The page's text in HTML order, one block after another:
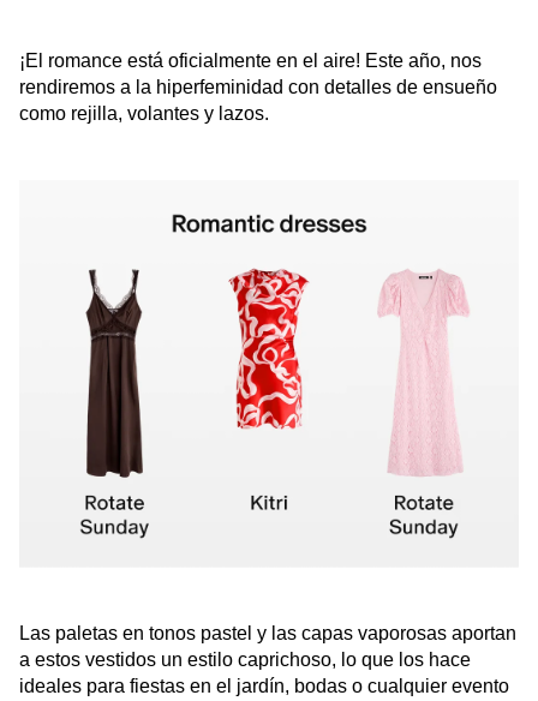
¡El romance está oficialmente en el aire! Este año, nos
rendiremos a la hiperfeminidad con detalles de ensueño
como rejilla, volantes y lazos.
Las paletas en tonos pastel y las capas vaporosas aportan
a estos vestidos un estilo caprichoso, lo que los hace
ideales para fiestas en el jardín, bodas o cualquier evento